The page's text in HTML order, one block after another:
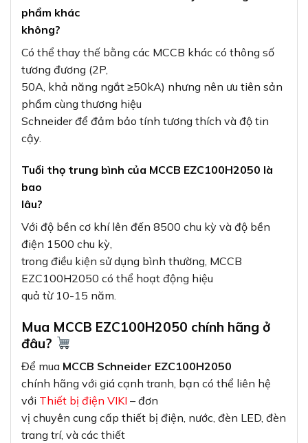
phẩm khác
không?
Có thể thay thế bằng các MCCB khác có thông số
tương đương (2P,
50A, khả năng ngắt ≥50kA) nhưng nên ưu tiên sản
phẩm cùng thương hiệu
Schneider để đảm bảo tính tương thích và độ tin
cậy.
Tuổi thọ trung bình của MCCB EZC100H2050 là
bao
lâu?
Với độ bền cơ khí lên đến 8500 chu kỳ và độ bền
điện 1500 chu kỳ,
trong điều kiện sử dụng bình thường, MCCB
EZC100H2050 có thể hoạt động hiệu
quả từ 10-15 năm.
Mua MCCB EZC100H2050 chính hãng ở
đâu?
Để mua MCCB Schneider EZC100H2050
chính hãng với giá cạnh tranh, bạn có thể liên hệ
với Thiết bị điện VIKI – đơn
vị chuyên cung cấp thiết bị điện, nước, đèn LED, đèn
trang trí, và các thiết